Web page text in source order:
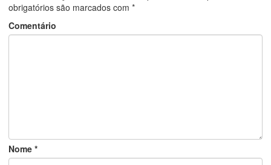
obrigatórios são marcados com *
Comentário
Nome *